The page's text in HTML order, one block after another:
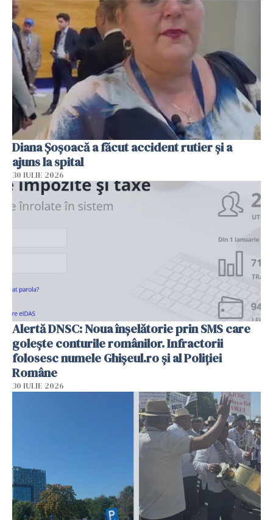
Diana Șoșoacă a făcut accident rutier și a
ajuns la spital
30 IULIE 2026
Alertă DNSC: Noua înșelătorie prin SMS care
golește conturile românilor. Infractorii
folosesc numele Ghișeul.ro și al Poliției
Române
30 IULIE 2026